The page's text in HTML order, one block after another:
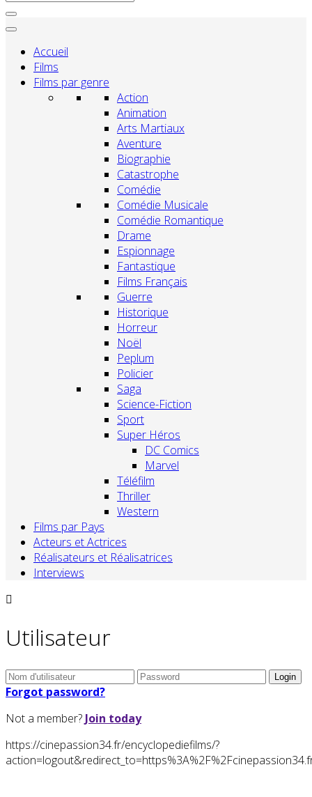
Accueil
Films
Films par genre
Action
Animation
Arts Martiaux
Aventure
Biographie
Catastrophe
Comédie
Comédie Musicale
Comédie Romantique
Drame
Espionnage
Fantastique
Films Français
Guerre
Historique
Horreur
Noël
Peplum
Policier
Saga
Science-Fiction
Sport
Super Héros
DC Comics
Marvel
Téléfilm
Thriller
Western
Films par Pays
Acteurs et Actrices
Réalisateurs et Réalisatrices
Interviews
Utilisateur
Forgot password?
Not a member? Join today
https://cinepassion34.fr/encyclopediefilms/?